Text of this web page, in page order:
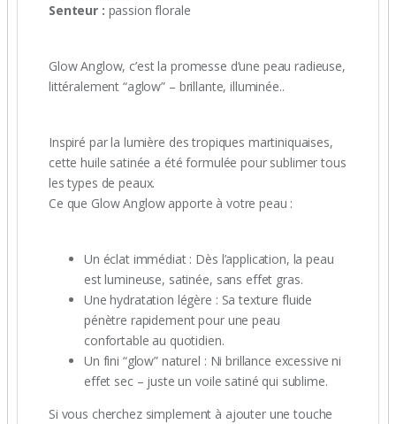
Senteur : passion florale
Glow Anglow, c’est la promesse d’une peau radieuse,
littéralement “aglow” – brillante, illuminée..
Inspiré par la lumière des tropiques martiniquaises,
cette huile satinée a été formulée pour sublimer tous
les types de peaux.
Ce que Glow Anglow apporte à votre peau :
Un éclat immédiat : Dès l’application, la peau
est lumineuse, satinée, sans effet gras.
Une hydratation légère : Sa texture fluide
pénètre rapidement pour une peau
confortable au quotidien.
Un fini “glow” naturel : Ni brillance excessive ni
effet sec – juste un voile satiné qui sublime.
Si vous cherchez simplement à ajouter une touche